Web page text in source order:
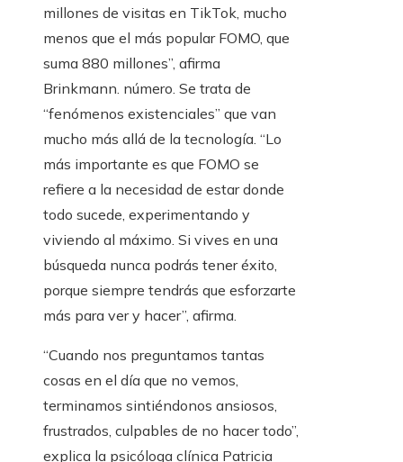
millones de visitas en TikTok, mucho
menos que el más popular FOMO, que
suma 880 millones”, afirma
Brinkmann. número. Se trata de
“fenómenos existenciales” que van
mucho más allá de la tecnología. “Lo
más importante es que FOMO se
refiere a la necesidad de estar donde
todo sucede, experimentando y
viviendo al máximo. Si vives en una
búsqueda nunca podrás tener éxito,
porque siempre tendrás que esforzarte
más para ver y hacer”, afirma.
“Cuando nos preguntamos tantas
cosas en el día que no vemos,
terminamos sintiéndonos ansiosos,
frustrados, culpables de no hacer todo”,
explica la psicóloga clínica Patricia